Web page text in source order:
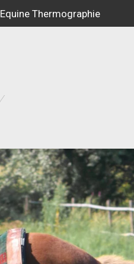
Equine Thermographie